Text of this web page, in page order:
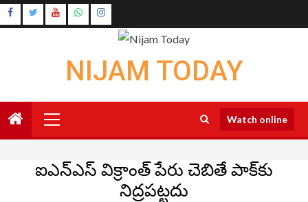
Skip
to
Instagram
NIJAM TODAY
Menu
Watch online
ఐఎన్‌ఎస్ విక్రాంత్ పేరు చెబితే పాక్‌కు
నిద్రపట్టదు